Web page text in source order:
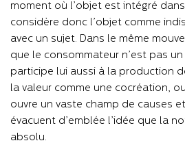
moment où l’objet est intégré
considère donc l’objet comme
avec un sujet. Dans le même
que le consommateur n’est pas
participe lui aussi à la production
la valeur comme une cocréation,
ouvre un vaste champ de causes
évacuent d’emblée l’idée que la
absolu.